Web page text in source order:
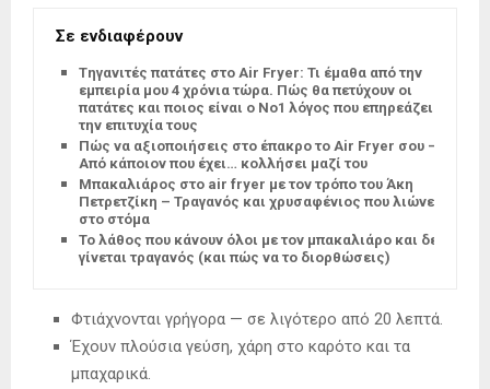
Σε ενδιαφέρουν
Tηγανιτές πατάτες στο Air Fryer: Τι έμαθα από την
εμπειρία μου 4 χρόνια τώρα. Πώς θα πετύχουν οι
πατάτες και ποιος είναι ο Νο1 λόγος που επηρεάζει
την επιτυχία τους
Πώς να αξιοποιήσεις στο έπακρο το Air Fryer σου –
Από κάποιον που έχει… κολλήσει μαζί του
Μπακαλιάρος στο air fryer με τον τρόπο του Άκη
Πετρετζίκη – Τραγανός και χρυσαφένιος που λιώνει
στο στόμα
Το λάθος που κάνουν όλοι με τον μπακαλιάρο και δεν
γίνεται τραγανός (και πώς να το διορθώσεις)
Φτιάχνονται γρήγορα — σε λιγότερο από 20 λεπτά.
Έχουν πλούσια γεύση, χάρη στο καρότο και τα
μπαχαρικά.